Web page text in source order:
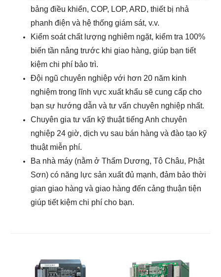
bảng điều khiển, COP, LOP, ARD, thiết bị nhả
phanh điện và hệ thống giám sát, v.v.
Kiểm soát chất lượng nghiêm ngặt, kiểm tra 100%
biến tần nâng trước khi giao hàng, giúp bạn tiết
kiệm chi phí bảo trì.
Đội ngũ chuyên nghiệp với hơn 20 năm kinh
nghiệm trong lĩnh vực xuất khẩu sẽ cung cấp cho
bạn sự hướng dẫn và tư vấn chuyên nghiệp nhất.
Chuyên gia tư vấn kỹ thuật tiếng Anh chuyên
nghiệp 24 giờ, dịch vụ sau bán hàng và đào tạo kỹ
thuật miễn phí.
Ba nhà máy (nằm ở Thẩm Dương, Tô Châu, Phật
Sơn) có năng lực sản xuất đủ mạnh, đảm bảo thời
gian giao hàng và giao hàng đến cảng thuận tiện
giúp tiết kiệm chi phí cho bạn.